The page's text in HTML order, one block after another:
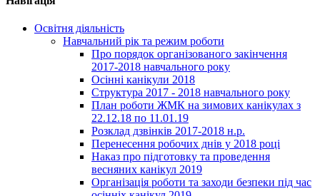
Освітня діяльність
Навчальний рік та режим роботи
Про порядок організованого закінчення
2017-2018 навчального року
Осінні канікули 2018
Структура 2017 - 2018 навчального року
План роботи ЖМК на зимових канікулах з
22.12.18 по 11.01.19
Розклад дзвінків 2017-2018 н.р.
Перенесення робочих днів у 2018 році
Наказ про підготовку та проведення
весняних канікул 2019
Організація роботи та заходи безпеки під час